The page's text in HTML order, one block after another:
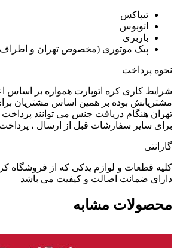
تیپاکس
اتوبوس
باربری
پیک موتوری (مخصوص تهران و
نحوه پرداخت
شرایط کاری کره اتوپارت همواره بر اساس
مشتریانش بوده بر همین اساس مشتریان
تهران هنگام دریافت جنس می توانند پرداخت
برای سایر سفارشات قبل از ارسال ، پرداخت
گارانتی
کلیه قطعات و لوازم یدکی که از فروشگاه
دارای ضمانت اصالت و کیفیت می باشد
محصولات مشابه